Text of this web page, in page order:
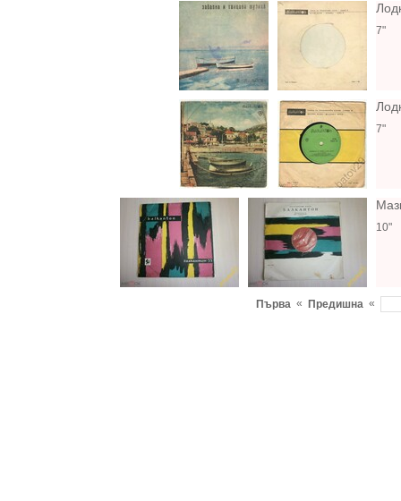
7"
7"
10"
Първа « Предишна «